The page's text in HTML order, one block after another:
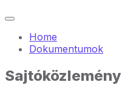
Home
Dokumentumok
Sajtóközlemény